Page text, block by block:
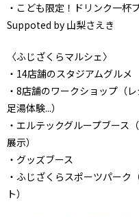
・こども限定！ドリンク一杯
Suppoted by 山梨さえき
〈ふじざくらマルシェ〉
・14店舗のスタジアムグルメ
・8店舗のワークショップ（
足湯体験...）
・エルテックグループブース
展示）
・グッズブース
・ふじざくらスポーツパーク
ト）